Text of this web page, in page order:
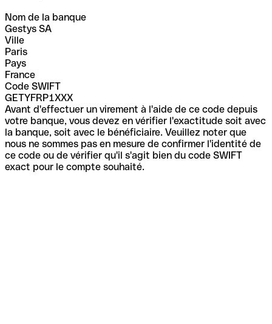
Nom de la banque
Gestys SA
Ville
Paris
Pays
France
Code SWIFT
GETYFRP1XXX
Avant d'effectuer un virement à l'aide de ce code depuis
votre banque, vous devez en vérifier l'exactitude soit avec
la banque, soit avec le bénéficiaire. Veuillez noter que
nous ne sommes pas en mesure de confirmer l'identité de
ce code ou de vérifier qu'il s'agit bien du code SWIFT
exact pour le compte souhaité.